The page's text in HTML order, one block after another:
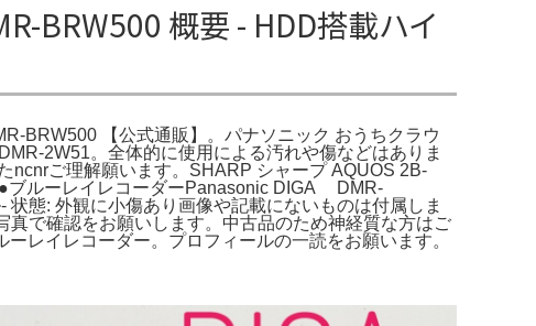
BRW500 概要 - HDD搭載ハイ
BRW500 【公式通販】。パナソニック おうちクラウ
2W51。全体的に使用による汚れや傷などはありま
ncnrご理解願います。SHARP シャープ AQUOS 2B-
ブルーレイレコーダーPanasonic DIGA DMR-
: 外観に小傷あり画像や記載にないものは付属しま
で確認をお願いします。中古品のため神経質な方はご
レイレコーダー。プロフィールの一読をお願います。